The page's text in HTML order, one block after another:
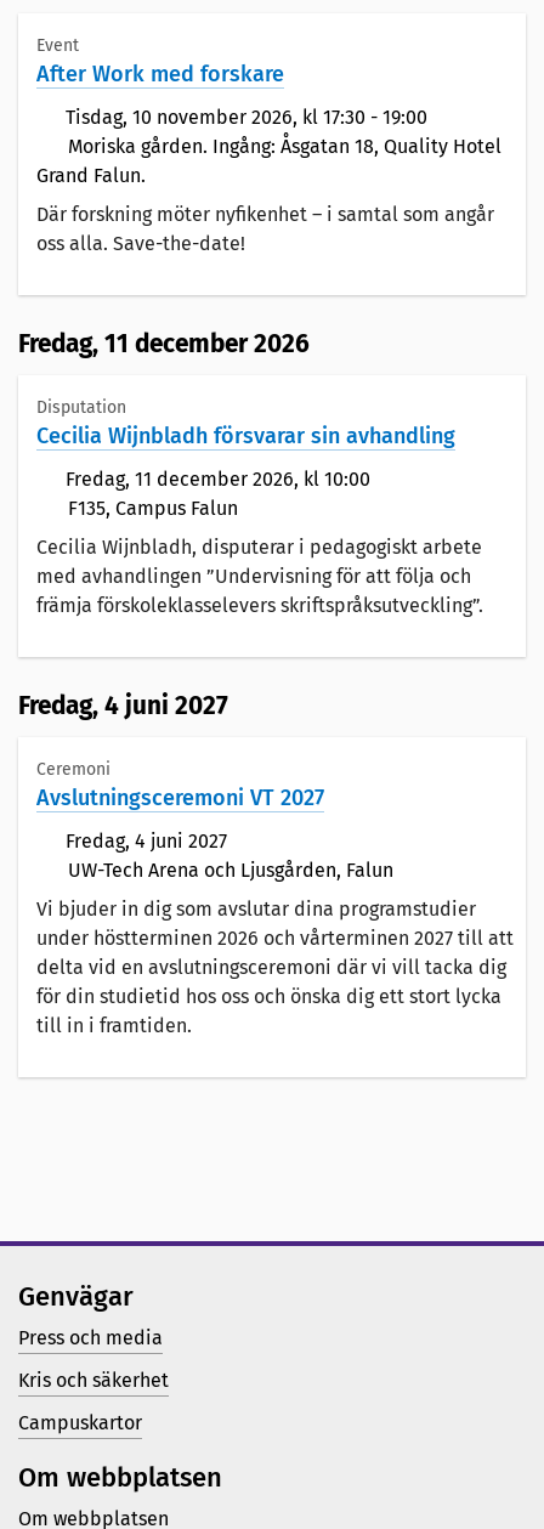
Event
After Work med forskare
Tisdag, 10 november 2026, kl 17:30 - 19:00
Moriska gården. Ingång: Åsgatan 18, Quality Hotel
Grand Falun.
Där forskning möter nyfikenhet – i samtal som angår
oss alla. Save-the-date!
Fredag, 11 december 2026
Disputation
Cecilia Wijnbladh försvarar sin avhandling
Fredag, 11 december 2026, kl 10:00
F135, Campus Falun
Cecilia Wijnbladh, disputerar i pedagogiskt arbete
med avhandlingen ”Undervisning för att följa och
främja förskoleklasselevers skriftspråksutveckling”.
Fredag, 4 juni 2027
Ceremoni
Avslutningsceremoni VT 2027
Fredag, 4 juni 2027
UW-Tech Arena och Ljusgården, Falun
Vi bjuder in dig som avslutar dina programstudier
under höstterminen 2026 och vårterminen 2027 till att
delta vid en avslutningsceremoni där vi vill tacka dig
för din studietid hos oss och önska dig ett stort lycka
till in i framtiden.
Genvägar
Press och media
Kris och säkerhet
Campuskartor
Om webbplatsen
Om webbplatsen